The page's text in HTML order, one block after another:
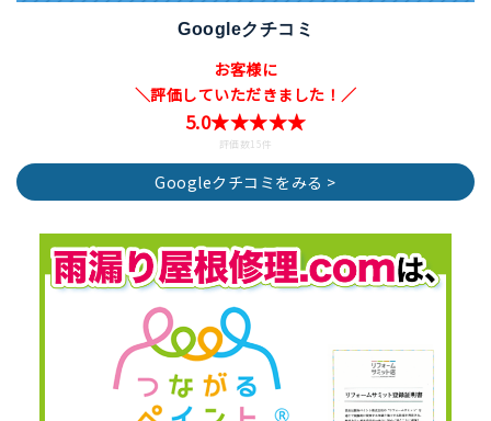
Googleクチコミ
お客様に
＼評価していただきました！／
5.0★★★★★
評価数15件
Googleクチコミをみる >